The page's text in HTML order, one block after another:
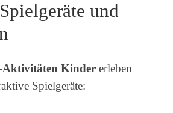
und
Aktivitäten Kinder erleben
Spielgeräte: